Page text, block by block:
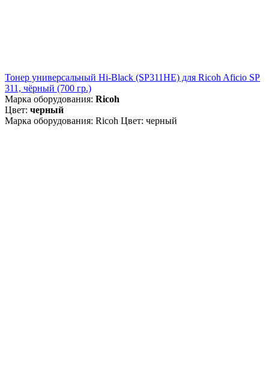
Тонер универсальный Hi-Black (SP311HE) для Ricoh Aficio SP
311, чёрный (700 гр.)
Марка оборудования: Ricoh
Цвет: черный
Марка оборудования: Ricoh Цвет: черный